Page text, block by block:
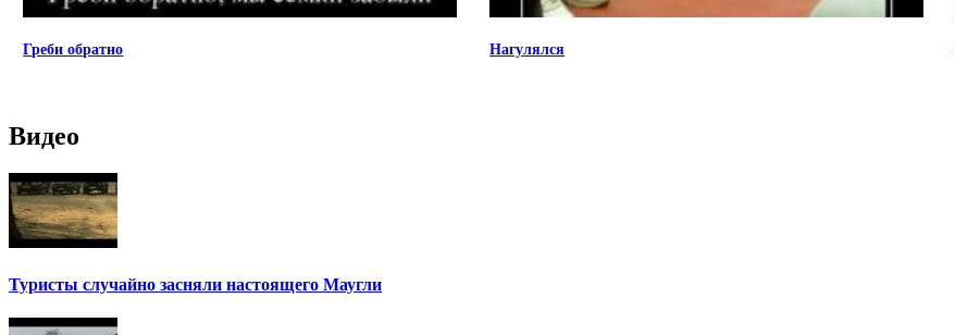
Греби обратно Нагулялся
Видео
Туристы случайно засняли настоящего Маугли